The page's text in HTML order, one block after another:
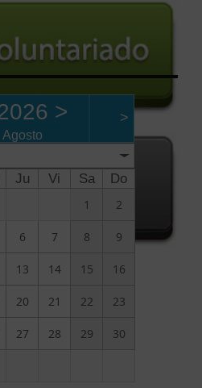
>
Agosto
>
Ju Vi Sa
Do
1
2
6 7 8 9
13 14 15 16
20 21 22 23
27 28 29 30